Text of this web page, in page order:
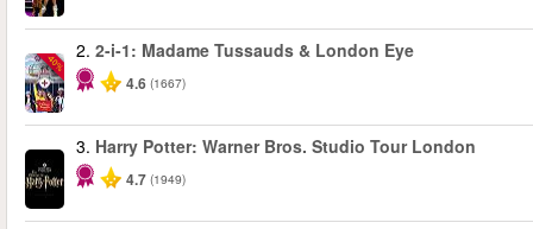
-40%
2. 2-i-1: Madame Tussauds & London Eye
4.6 (1667)
3. Harry Potter: Warner Bros. Studio Tour London
4.7 (1949)